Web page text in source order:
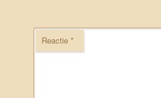
Reactie*